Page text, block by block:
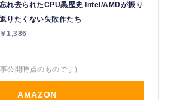
忘れ去られたCPU黒歴史 Intel/AMDが振り
返りたくない失敗作たち
￥1,386
公開時点のものです)
AMAZON